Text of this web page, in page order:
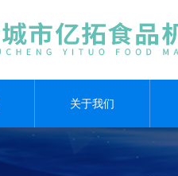
关于我们